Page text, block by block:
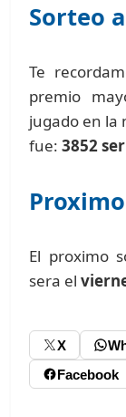
Sorteo
Te
premio
jugado en la
fue:3852
El proximo
sera el
X
Facebook